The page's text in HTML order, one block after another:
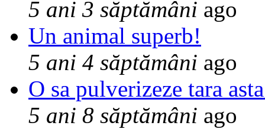
5 ani 3 săptămâni ago
Un animal superb!
5 ani 4 săptămâni ago
O sa pulverizeze tara
5 ani 8 săptămâni ago